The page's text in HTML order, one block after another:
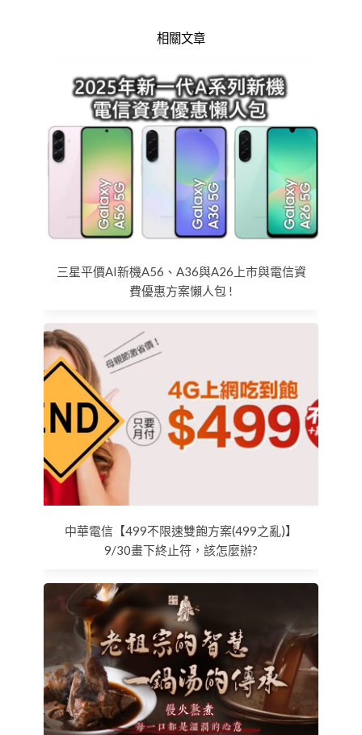
相關文章
三星平價AI新機A56、A36與A26上市與電信資
費優惠方案懶人包 !
中華電信【499不限速雙飽方案(499之亂)】
9/30畫下終止符，該怎麼辦?